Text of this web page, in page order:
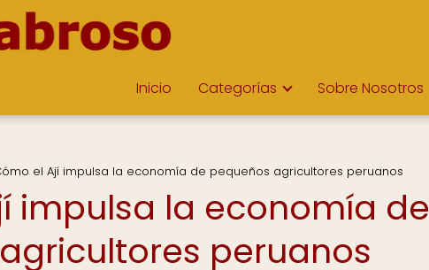
Inicio Categorías Sobre Nosotros
el Ají impulsa la economía de pequeños agricultores peruanos
impulsa la economía de
peruanos